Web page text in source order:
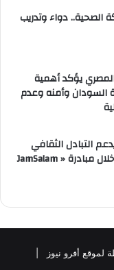
الصحية.. دواء وتدريب
يؤكد أهمية
السودان وأمنه وعدم
التبادل الثقافي
والفني قارة أفريقيا من خلال مبادرة « JamSalam